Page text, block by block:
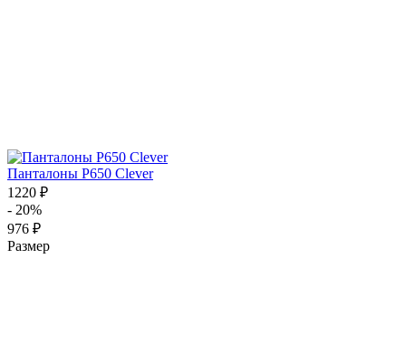
Панталоны P650 Clever
1220 ₽
- 20%
976 ₽
Размер